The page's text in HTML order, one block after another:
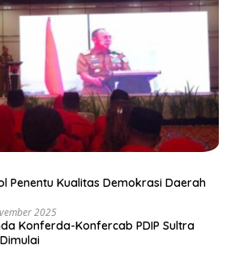
Penentu Kualitas Demokrasi Daerah
2025
Konferda-Konfercab PDIP Sultra